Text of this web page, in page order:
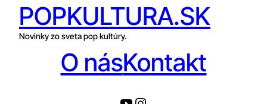
POPKULTURA.SK
Novinky zo sveta pop kultúry.
O násKontakt